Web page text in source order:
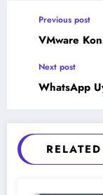
Previous post
VMware
Next post
WhatsApp